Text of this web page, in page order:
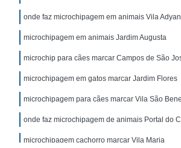
onde faz microchipagem em animais Vila
microchipagem em animais Jardim Augusta
microchip para cães marcar Campos de São
microchipagem em gatos marcar Jardim Flores
microchipagem para cães marcar Vila São
onde faz microchipagem de animais Portal do
microchipagem cachorro marcar Vila Maria